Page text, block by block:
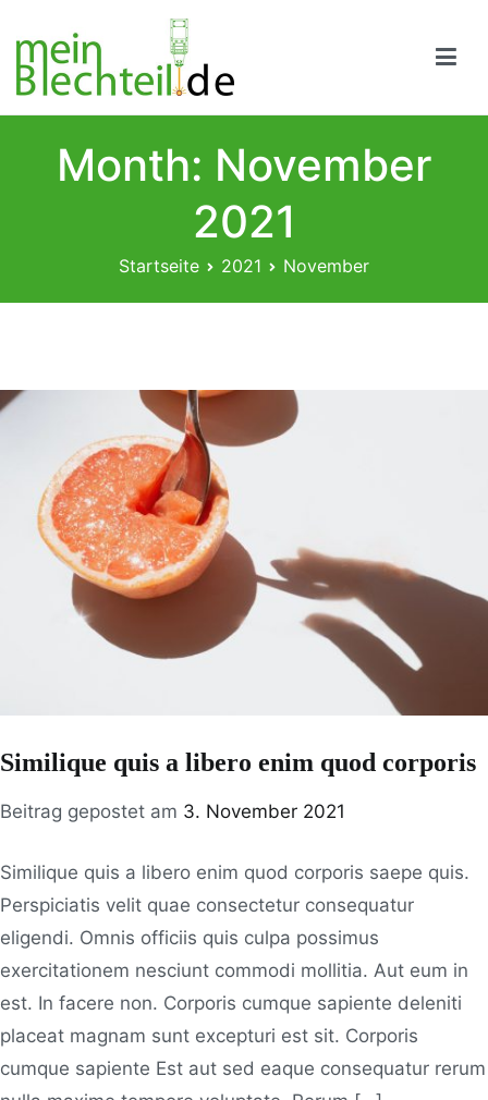
Inhalt
springen
Mein-Blechteil.de – Blechbearbeitung Online,
Month: November
2021
Startseite 2021 November
Similique quis a libero enim quod corporis
Beitrag gepostet am 3. November 2021
Similique quis a libero enim quod corporis saepe quis.
Perspiciatis velit quae consectetur consequatur
eligendi. Omnis officiis quis culpa possimus
exercitationem nesciunt commodi mollitia. Aut eum in
est. In facere non. Corporis cumque sapiente deleniti
placeat magnam sunt excepturi est sit. Corporis
cumque sapiente Est aut sed eaque consequatur rerum